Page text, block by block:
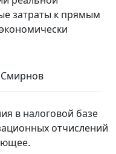
затраты к прямым
в налоговой базе
отчислений